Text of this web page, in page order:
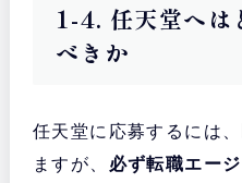
1-4. 任天堂へは
べきか
任天堂に応募するには
ますが、 必ず転職エー